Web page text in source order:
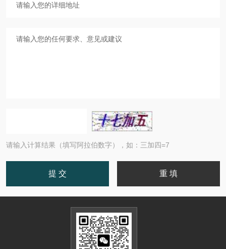
请输入计算结果（填写阿拉伯数字），如：三加四=7